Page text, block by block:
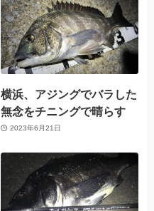
横浜、アジングでバラした
無念をチニングで晴らす
2023年6月21日